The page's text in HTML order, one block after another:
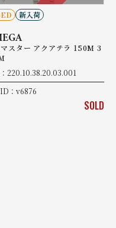
新入荷
マスター アクアテラ 150M 3
220.10.38.20.03.001
：v6876
SOLD